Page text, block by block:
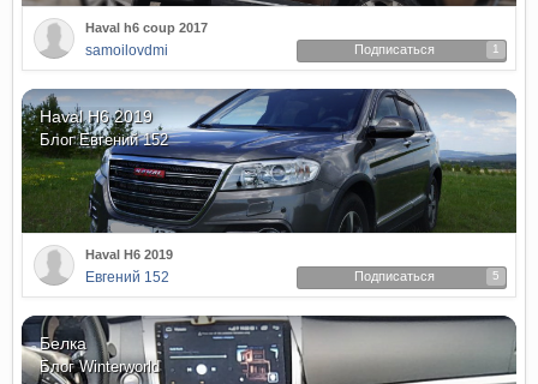
Haval h6 coup 2017
samoilovdmi Подписаться 1
Haval H6 2019
БлогЕвгений 152
Haval H6 2019
Евгений 152 Подписаться 5
Белка
БлогWinterworld